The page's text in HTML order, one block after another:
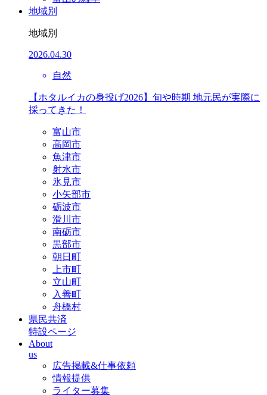
地域別
地域別
2026.04.30
自然
【ホタルイカの身投げ2026】旬や時期 地元民が実際に
採ってきた！
富山市
高岡市
魚津市
射水市
氷見市
小矢部市
砺波市
滑川市
南砺市
黒部市
朝日町
上市町
立山町
入善町
舟橋村
県民共済
特設ページ
About
us
広告掲載&仕事依頼
情報提供
ライター募集